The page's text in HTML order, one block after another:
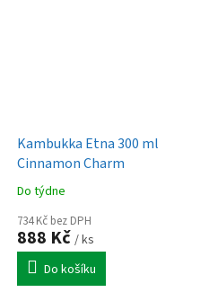
Kambukka Etna 300 ml
Cinnamon Charm
Do týdne
734 Kč bez DPH
888 Kč / ks
Do košíku